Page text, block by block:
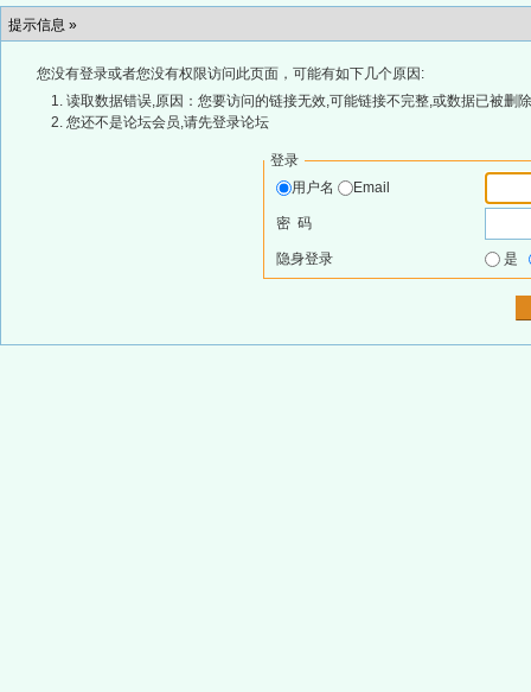
提示信息 »
您没有登录或者您没有权限访问此页面，可能有如下几个原因:
读取数据错误,原因：您要访问的链接无效,可能链接不完整,或数据已被删
您还不是论坛会员,请先登录论坛
登录
用户名
Email
密 码
隐身登录 是